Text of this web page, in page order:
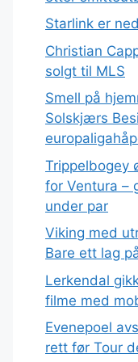
Starlink er
Christian
solgt til MLS
Smell på
Solskjærs
Trippelbogey
for Ventura –
under par
Viking med
Bare ett lag
Lerkendal
filme med
Evenepoel
rett før Tour